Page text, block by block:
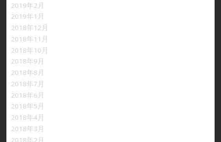
2019年2月
2019年1月
2018年12月
2018年11月
2018年10月
2018年9月
2018年8月
2018年7月
2018年6月
2018年5月
2018年4月
2018年3月
2018年2月